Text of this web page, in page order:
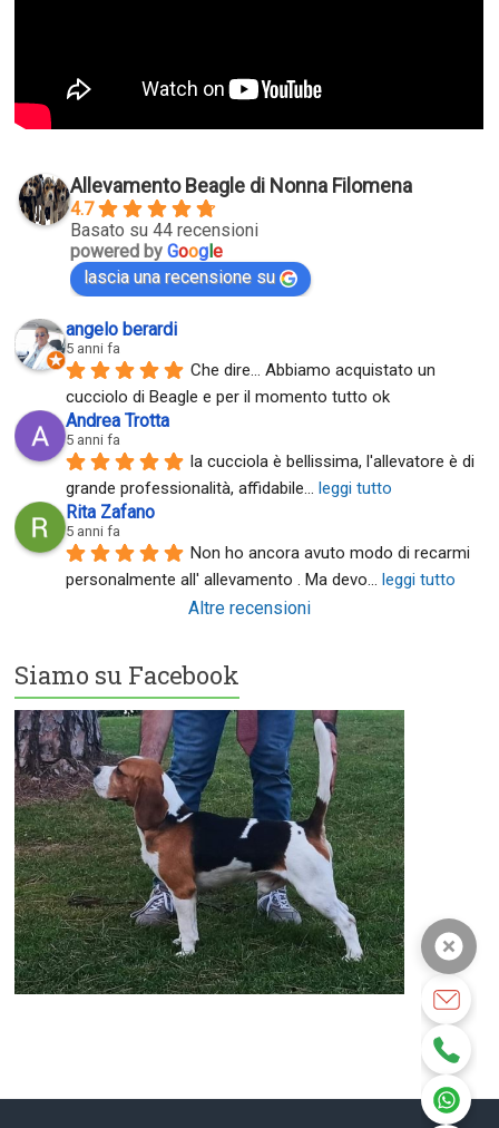
Allevamento Beagle di Nonna Filomena
4.7
Basato su 44 recensioni
powered byGoog le
lascia una recensione su
angelo berardi
5 anni fa
Che dire... Abbiamo acquistato un
cucciolo di Beagle e per il momento tutto ok
Andrea Trotta
5 anni fa
la cucciola è bellissima, l'allevatore è di
grande professionalità, affidabile... leggi tutto
Rita Zafano
5 anni fa
Non ho ancora avuto modo di recarmi
personalmente all' allevamento . Ma devo... leggi tutto
Altre recensioni
Siamo su Facebook